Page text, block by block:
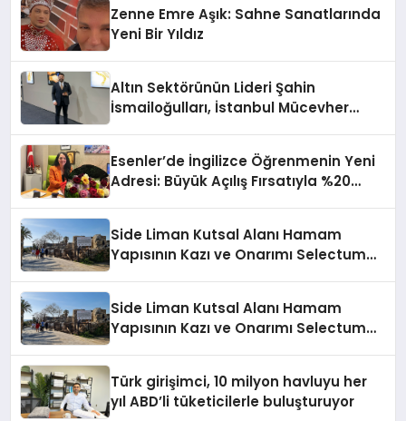
Zenne Emre Aşık: Sahne Sanatlarında
Yeni Bir Yıldız
Altın Sektörünün Lideri Şahin
İsmailoğulları, İstanbul Mücevher
Esenler’de İngilizce Öğrenmenin Yeni
Adresi: Büyük Açılış Fırsatıyla %20
Side Liman Kutsal Alanı Hamam
Yapısının Kazı ve Onarımı Selectum
Side Liman Kutsal Alanı Hamam
Yapısının Kazı ve Onarımı Selectum
Türk girişimci, 10 milyon havluyu her
yıl ABD’li tüketicilerle buluşturuyor